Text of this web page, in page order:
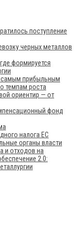
поступление
черных металлов
формируется
самым прибыльным
темпам роста
ориентир — от
фонд
налога ЕС
органы власти
и отходов на
2.0: